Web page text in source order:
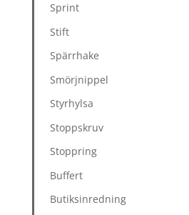
Sprint
Stift
Spärrhake
Smörjnippel
Styrhylsa
Stoppskruv
Stoppring
Buffert
Butiksinredning